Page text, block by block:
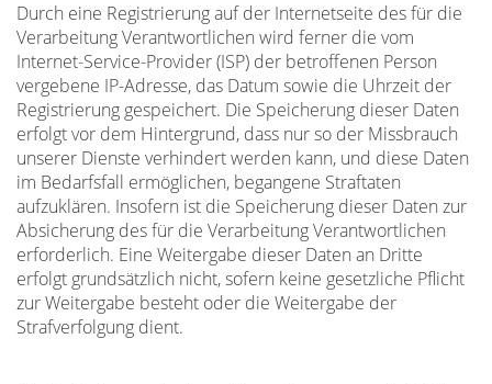
Durch eine Registrierung auf der Internetseite des für die
Verarbeitung Verantwortlichen wird ferner die vom
Internet-Service-Provider (ISP) der betroffenen Person
vergebene IP-Adresse, das Datum sowie die Uhrzeit der
Registrierung gespeichert. Die Speicherung dieser Daten
erfolgt vor dem Hintergrund, dass nur so der Missbrauch
unserer Dienste verhindert werden kann, und diese Daten
im Bedarfsfall ermöglichen, begangene Straftaten
aufzuklären. Insofern ist die Speicherung dieser Daten zur
Absicherung des für die Verarbeitung Verantwortlichen
erforderlich. Eine Weitergabe dieser Daten an Dritte
erfolgt grundsätzlich nicht, sofern keine gesetzliche Pflicht
zur Weitergabe besteht oder die Weitergabe der
Strafverfolgung dient.